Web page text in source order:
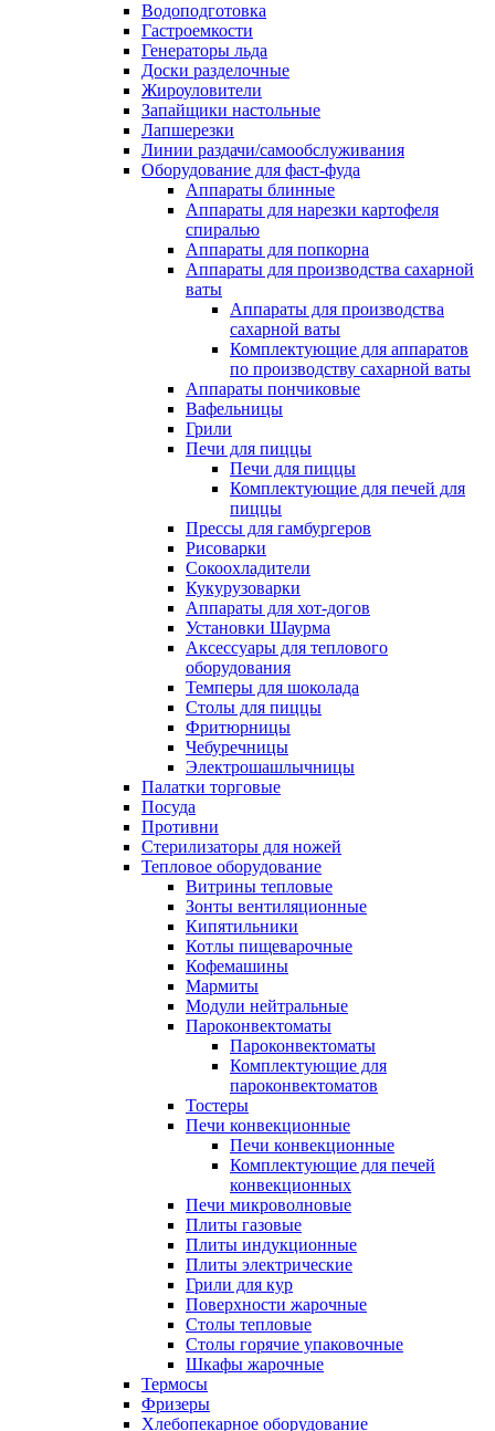
Водоподготовка
Гастроемкости
Генераторы льда
Доски разделочные
Жироуловители
Запайщики настольные
Лапшерезки
Линии раздачи/самообслуживания
Оборудование для фаст-фуда
Аппараты блинные
Аппараты для нарезки картофеля
спиралью
Аппараты для попкорна
Аппараты для производства сахарной
ваты
Аппараты для производства
сахарной ваты
Комплектующие для аппаратов
по производству сахарной ваты
Аппараты пончиковые
Вафельницы
Грили
Печи для пиццы
Печи для пиццы
Комплектующие для печей для
пиццы
Прессы для гамбургеров
Рисоварки
Сокоохладители
Кукурузоварки
Аппараты для хот-догов
Установки Шаурма
Аксессуары для теплового
оборудования
Темперы для шоколада
Столы для пиццы
Фритюрницы
Чебуречницы
Электрошашлычницы
Палатки торговые
Посуда
Противни
Стерилизаторы для ножей
Тепловое оборудование
Витрины тепловые
Зонты вентиляционные
Кипятильники
Котлы пищеварочные
Кофемашины
Мармиты
Модули нейтральные
Пароконвектоматы
Пароконвектоматы
Комплектующие для
пароконвектоматов
Тостеры
Печи конвекционные
Печи конвекционные
Комплектующие для печей
конвекционных
Печи микроволновые
Плиты газовые
Плиты индукционные
Плиты электрические
Грили для кур
Поверхности жарочные
Столы тепловые
Столы горячие упаковочные
Шкафы жарочные
Термосы
Фризеры
Хлебопекарное оборудование